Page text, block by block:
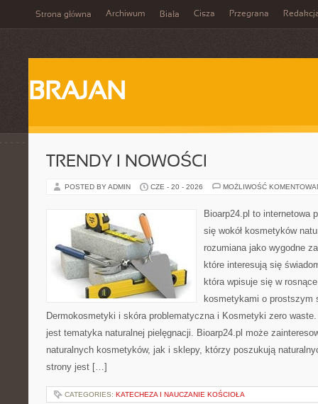
Strona główna Archiwum Biała Cisza Przegrana
BRAJAN
TRENDY I NOWOŚCI
POSTED BY ADMIN CZE - 20 - 2026 MOŻLIWOŚĆ
Bioarp24.pl to internetowa
się wokół kosmetyków
rozumiana jako wygodne
które interesują się
która wpisuje się w
kosmetykami o prostszym
Dermokosmetyki i skóra problematyczna i Kosmetyki zero
jest tematyka naturalnej pielęgnacji. Bioarp24.pl może
naturalnych kosmetyków, jak i sklepy, którzy poszukują
strony jest […]
CATEGORIES: KATECHEZA I NAUCZANIE KOŚCIOŁA